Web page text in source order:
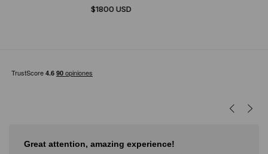
$1800 USD
attention, amazing experience!